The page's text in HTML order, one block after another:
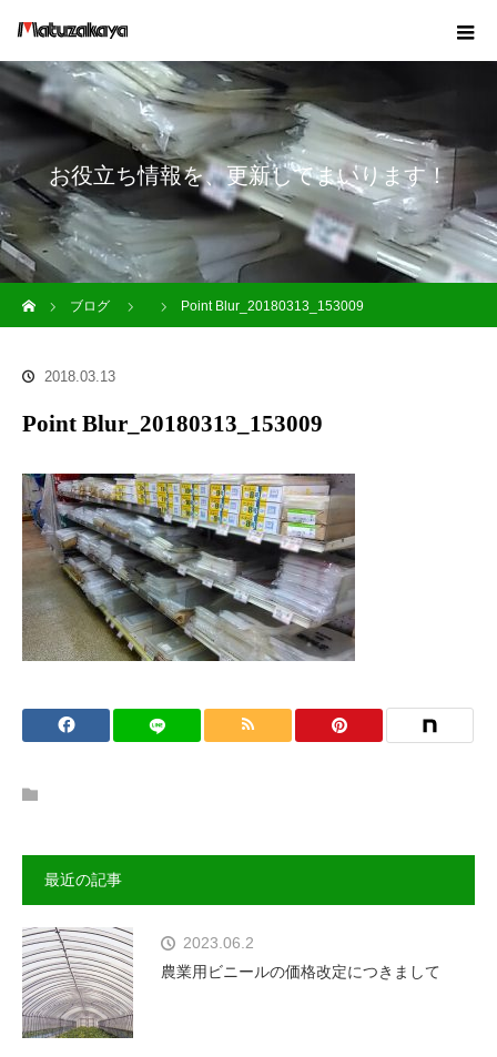
お役立ち情報を、更新してまいります！
ブログ
Point Blur_20180313_153009
2018.03.13
Point Blur_20180313_153009
最近の記事
2023.06.2
農業用ビニールの価格改定につきまして